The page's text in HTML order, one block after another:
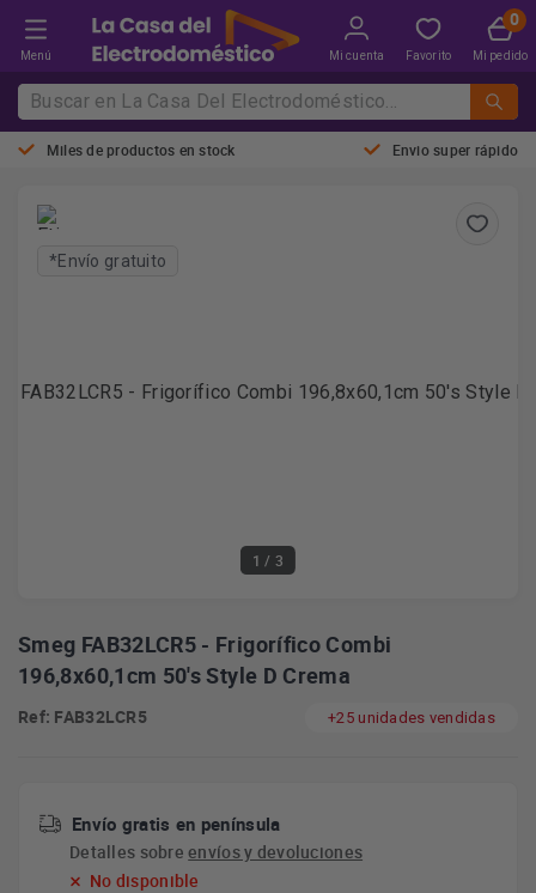
Menú Mi cuenta Favorito Mi pedido
Miles de productos en stock Envio super rápido
1 / 3
*Envío gratuito
Smeg FAB32LCR5 - Frigorífico Combi
196,8x60,1cm 50's Style D Crema
Ref: FAB32LCR5 +25 unidades vendidas
Envío gratis en península
Detalles sobreenvíos y devoluciones
No disponible